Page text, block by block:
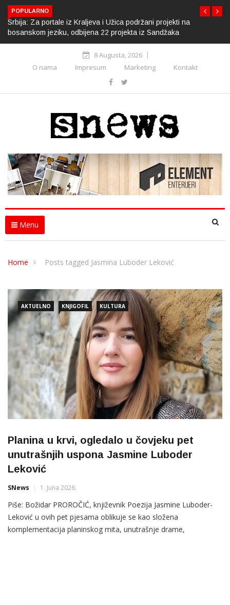
POPULARNO
Srbija: Za portale iz Kraljeva i Užica podržani projekti na
bosanskom jeziku, odbijena 22 projekta iz Sandžaka
8 Augusta, 2026
O nama
Impresum Marketing Kontakt
Menu
Home Posts tagged Jasmina Luboder Leković
AKTUELNO KNJIGOFIL KULTURA
Planina u krvi, ogledalo u čovjeku pet
unutrašnjih uspona Jasmine Luboder
Leković
SNews 1. Juna 2026.
Piše: Božidar PROROČIĆ, književnik Poezija Jasmine Luboder-
Leković u ovih pet pjesama oblikuje se kao složena
komplementacija planinskog mita, unutrašnje drame,